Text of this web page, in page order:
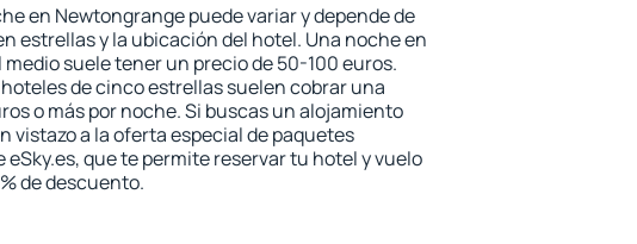
en Newtongrange puede variar y depende de
estrellas y la ubicación del hotel. Una noche en
suele tener un precio de 50-100 euros.
de cinco estrellas suelen cobrar una
o más por noche. Si buscas un alojamiento
vistazo a la oferta especial de paquetes
eSky.es, que te permite reservar tu hotel y vuelo
de descuento.